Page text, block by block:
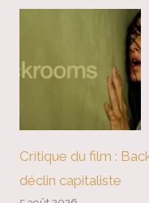
Critique du film :
déclin capitaliste